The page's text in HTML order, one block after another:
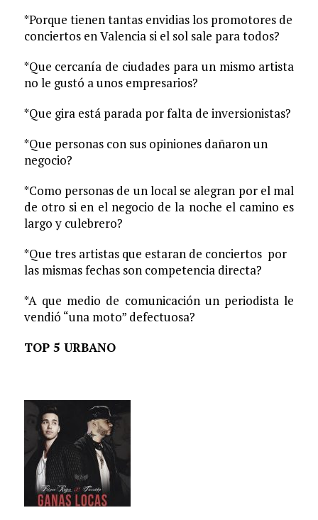
*Porque tienen tantas envidias los promotores de
conciertos en Valencia si el sol sale para todos?
*Que cercanía de ciudades para un mismo artista
no le gustó a unos empresarios?
*Que gira está parada por falta de inversionistas?
*Que personas con sus opiniones dañaron un
negocio?
*Como personas de un local se alegran por el mal
de otro si en el negocio de la noche el camino es
largo y culebrero?
*Que tres artistas que estaran de conciertos por
las mismas fechas son competencia directa?
*A que medio de comunicación un periodista le
vendió “una moto” defectuosa?
TOP 5 URBANO